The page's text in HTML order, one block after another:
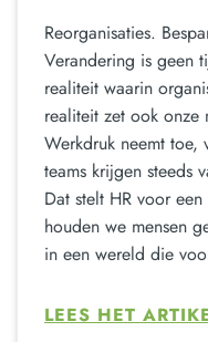
Reorganisaties.
Verandering is geen
realiteit waarin
realiteit zet ook onze
Werkdruk neemt toe,
teams krijgen steeds
Dat stelt HR voor
houden we mensen
in een wereld die
LEES HET